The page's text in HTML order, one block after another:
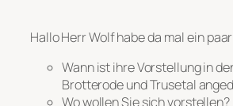
Hallo Herr Wolf habe da mal ein
Wann ist ihre Vorstellung in
Brotterode und Trusetal
Wo wollen Sie sich